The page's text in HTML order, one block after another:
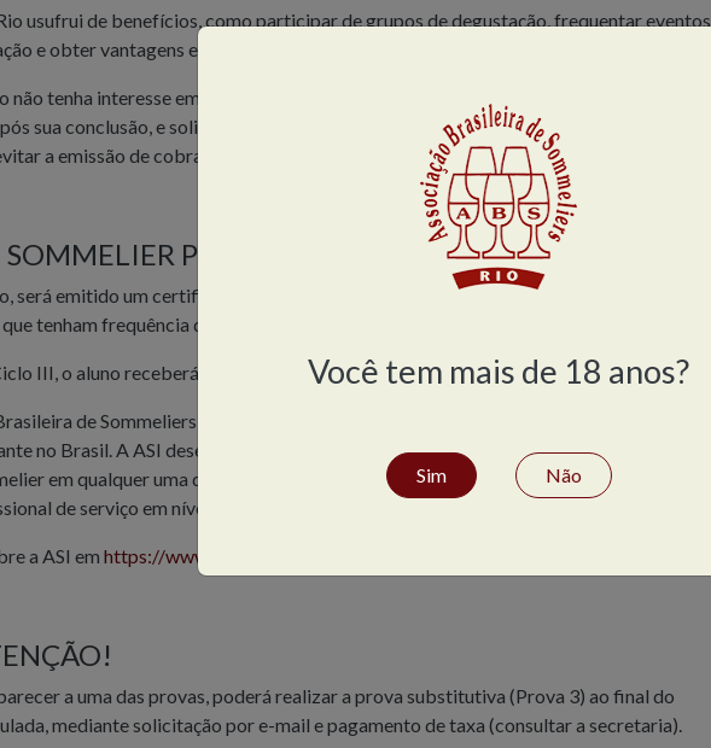
usufrui de benefícios, como participar de grupos de degustação, frequentar eventos
e obter vantagens em vários estabelecimentos credenciados.
não tenha interesse em manter-se associado, basta cancelar a assinatura através do
sua conclusão, e solicitar seu desligamento à ABS Rio (pelo e-mail
a emissão de cobrança.
PROFISSIONAL
será emitido um certificado de aprovação aos alunos que obtiverem média 6,0 ou
tenham frequência de participação de pelo menos 75% das aulas.
III, o aluno receberá o Diploma de Sommelier Profissional, emitido pela ABS Rio.
de Sommeliers é membro ativo da
no Brasil. A ASI desenvolveu padrões uniformes de conhecimento e ética para
em qualquer uma de suas organizações membro possa legitimamente se
de serviço em nível internacional.
a ASI em https://www.asi.info/about-asi/
a uma das provas, poderá realizar a prova substitutiva (Prova 3) ao final do
mediante solicitação por e-mail e pagamento de taxa (consultar a secretaria).
Você tem mais de 18 anos?
Sim Não